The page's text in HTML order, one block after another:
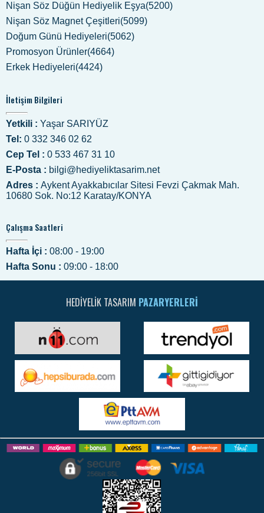
Nişan Söz Düğün Hediyelik Eşya(5200)
Nişan Söz Magnet Çeşitleri(5099)
Doğum Günü Hediyeleri(5062)
Promosyon Ürünler(4664)
Erkek Hediyeleri(4424)
İletişim Bilgileri
Yetkili : Yaşar SARIYÜZ
Tel: 0 332 346 02 62
Cep Tel : 0 533 467 31 10
E-Posta : bilgi@hediyeliktasarim.net
Adres : Aykent Ayakkabıcılar Sitesi Fevzi Çakmak Mah.
10680 Sok. No:12 Karatay/KONYA
Çalışma Saatleri
Hafta İçi : 08:00 - 19:00
Hafta Sonu : 09:00 - 18:00
HEDIYELIK TASARIM PAZARYERLERI